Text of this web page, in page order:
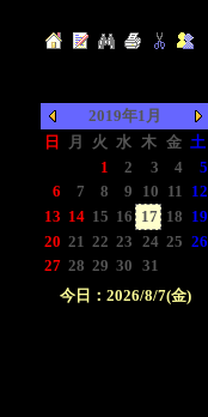
2019年1月
日
月 火 水 木 金 土
1 2 3 4
5
6
7 8 9 10 11 12
13 14 15 16 17 18 19
20 21 22 23 24 25 26
27 28 29 30 31
今日：2026/8/7(金)